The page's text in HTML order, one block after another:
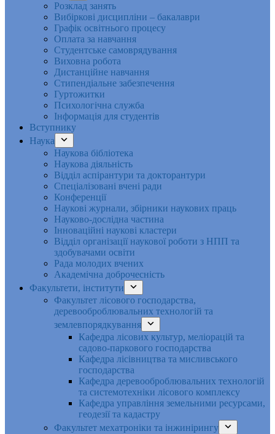
Розклад занять
Вибіркові дисципліни – бакалаври
Графік освітнього процесу
Оплата за навчання
Студентське самоврядування
Виховна робота
Дистанційне навчання
Стипендіальне забезпечення
Гуртожитки
Психологічна служба
Інформація для студентів
Вступнику
Наука
Наукова бібліотека
Наукова діяльність
Відділ аспірантури та докторантури
Спеціалізовані вчені ради
Конференції
Наукові журнали, збірники наукових праць
Науково-дослідна частина
Інноваційні наукові кластери
Відділ організації наукової роботи з НПП та
здобувачами освіти
Рада молодих вчених
Академічна доброчесність
Факультети, інститути
Факультет лісового господарства,
деревооброблювальних технологій та
землевпорядкування
Кафедра лісових культур, меліорацій та
садово-паркового господарства
Кафедра лісівництва та мисливського
господарства
Кафедра деревооброблювальних технологій
та системотехніки лісового комплексу
Кафедра управління земельними ресурсами,
геодезії та кадастру
Факультет мехатроніки та інжинірингу